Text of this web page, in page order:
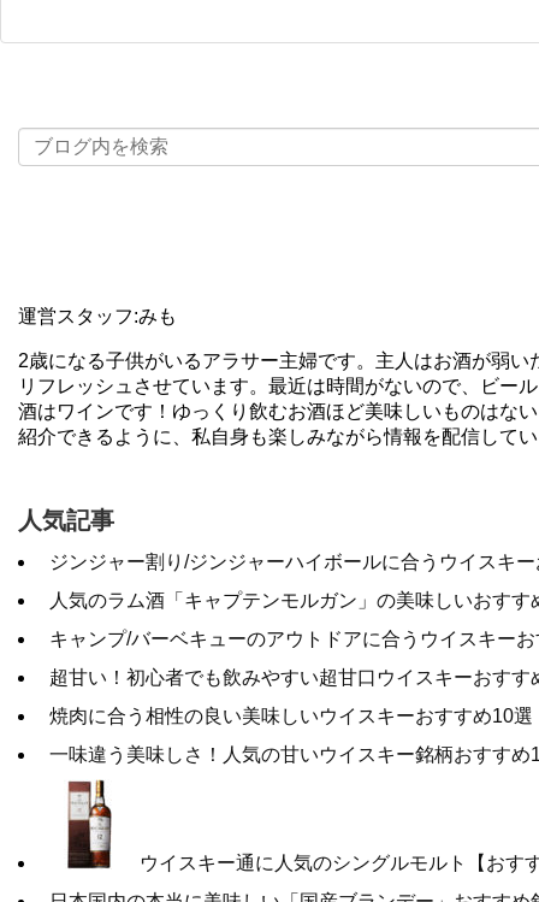
運営スタッフ:みも
2歳になる子供がいるアラサー主婦です。主人はお酒が弱
リフレッシュさせています。最近は時間がないので、ビー
酒はワインです！ゆっくり飲むお酒ほど美味しいものはな
紹介できるように、私自身も楽しみながら情報を配信して
人気記事
ジンジャー割り/ジンジャーハイボールに合うウイスキ
人気のラム酒「キャプテンモルガン」の美味しいおすす
キャンプ/バーベキューのアウトドアに合うウイスキー
超甘い！初心者でも飲みやすい超甘口ウイスキーおすす
焼肉に合う相性の良い美味しいウイスキーおすすめ10選
一味違う美味しさ！人気の甘いウイスキー銘柄おすすめ
ウイスキー通に人気のシングルモルト【おす